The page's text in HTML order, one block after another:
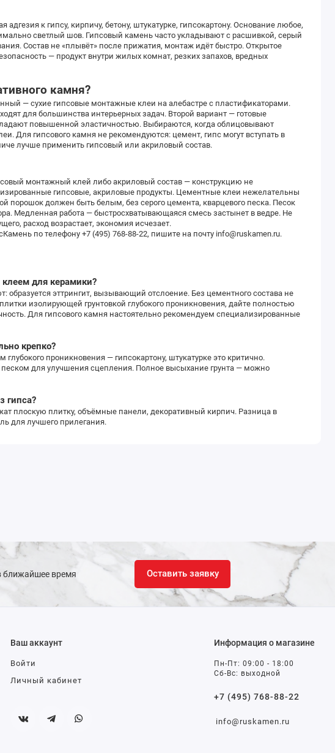
к гипсу, кирпичу, бетону, штукатурке, гипсокартону. Основание любое,
светлый шов. Гипсовый камень часто укладывают с расшивкой, серый
Состав не «плывёт» после прижатия, монтаж идёт быстро. Открытое
— продукт внутри жилых комнат, резких запахов, вредных
камня?
— сухие гипсовые монтажные клеи на алебастре с пластификаторами.
для большинства интерьерных задач. Второй вариант — готовые
повышенной эластичностью. Выбираются, когда облицовывают
Для гипсового камня не рекомендуются: цемент, гипс могут вступать в
лучше применить гипсовый или акриловый состав.
монтажный клей либо акриловый состав — конструкцию не
гипсовые, акриловые продукты. Цементные клеи нежелательны
порошок должен быть белым, без серого цемента, кварцевого песка. Песок
Медленная работа — быстросхватывающаяся смесь застынет в ведре. Не
расход возрастает, экономия исчезает.
по телефону +7 (495) 768-88-22, пишите на почту info@ruskamen.ru.
для керамики?
эттрингит, вызывающий отслоение. Без цементного состава не
изолирующей грунтовкой глубокого проникновения, дайте полностью
Для гипсового камня настоятельно рекомендуем специализированные
крепко?
проникновения — гипсокартону, штукатурке это критично.
песком для улучшения сцепления. Полное высыхание грунта — можно
гипса?
плоскую плитку, объёмные панели, декоративный кирпич. Разница в
для лучшего прилегания.
ближайшее время Оставить заявку
Ваш аккаунт
Войти
Личный кабинет
Информация о магазине
Пн-Пт: 09:00 - 18:00
Сб-Вс: выходной
+7 (495) 768-88-22
info@ruskamen.ru